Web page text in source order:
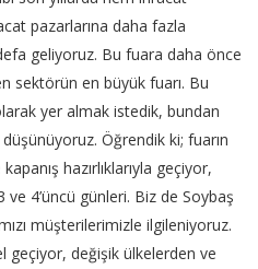
pazarlarına daha fazla
geliyoruz. Bu fuara daha önce
sektörün en büyük fuarı. Bu
yer almak istedik, bundan
Öğrendik ki; fuarın
hazırlıklarıyla geçiyor,
4’üncü günleri. Biz de Soybaş
müşterilerimizle ilgileniyoruz.
geçiyor, değişik ülkelerden ve